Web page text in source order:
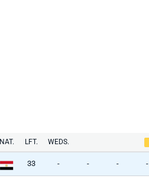
NAT. LFT. WEDS.
33 - - - -